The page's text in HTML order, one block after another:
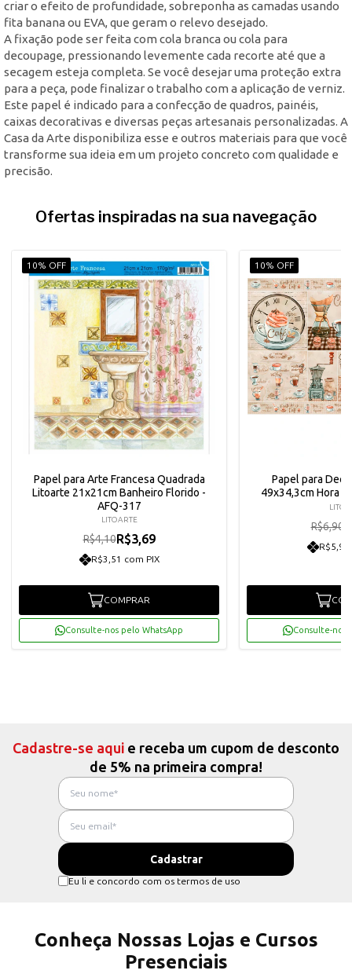
criar o efeito de profundidade, sobreponha as camadas usando
fita banana ou EVA, que geram o relevo desejado.
A fixação pode ser feita com cola branca ou cola para
decoupage, pressionando levemente cada recorte até que a
secagem esteja completa. Se você desejar uma proteção extra
para a peça, pode finalizar o trabalho com a aplicação de verniz.
Este papel é indicado para a confecção de quadros, painéis,
caixas decorativas e diversas peças artesanais personalizadas. A
Casa da Arte disponibiliza esse e outros materiais para que você
transforme sua ideia em um projeto concreto com qualidade e
precisão.
Ofertas inspiradas na sua navegação
10% OFF
Papel para Arte Francesa Quadrada
Litoarte 21x21cm Banheiro Florido -
AFQ-317
LITOARTE
R$4,10R$3,69
R$3,51 com PIX
COMPRAR
Consulte-nos pelo WhatsApp
10% OFF
Papel para
49x34,3cm Hora
R$6,90
R$5,90
Consulte-nos
Cadastre-se aqui e receba um cupom de desconto
de 5% na primeira compra!
Eu li e concordo com os termos de uso
Conheça Nossas Lojas e Cursos
Presenciais